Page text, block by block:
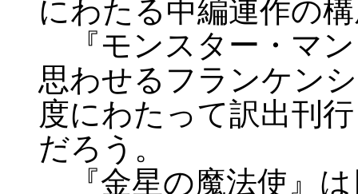
にわたる中編連作の
『モンスター・マ
思わせるフランケン
度にわたって訳出刊
だろう。
『金星の魔法使』